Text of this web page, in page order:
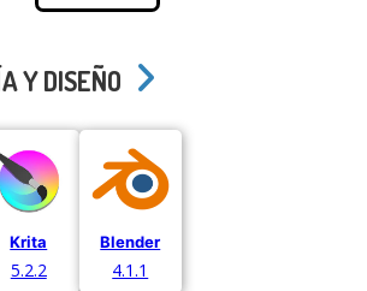
Y DISEÑO
Krita
5.2.2
Blender
4.1.1